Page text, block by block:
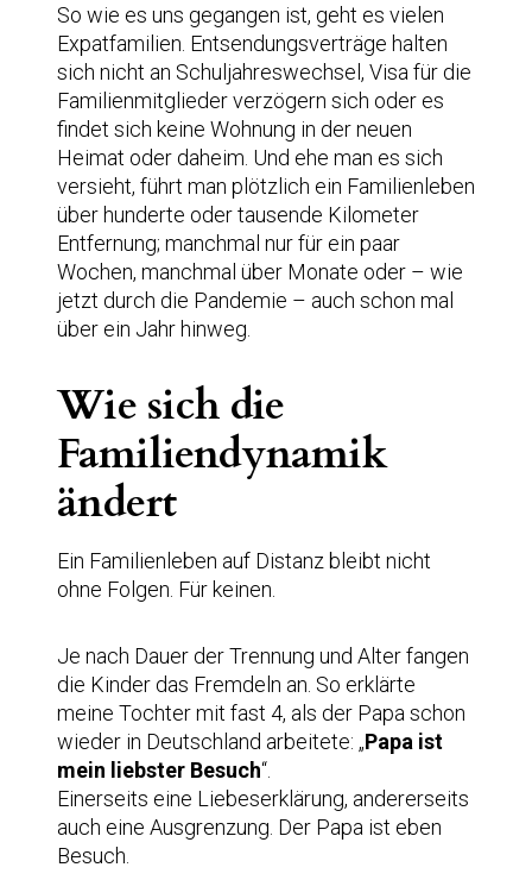
So wie es uns gegangen ist, geht es vielen
Expatfamilien. Entsendungsverträge halten
sich nicht an Schuljahreswechsel, Visa für die
Familienmitglieder verzögern sich oder es
findet sich keine Wohnung in der neuen
Heimat oder daheim. Und ehe man es sich
versieht, führt man plötzlich ein Familienleben
über hunderte oder tausende Kilometer
Entfernung; manchmal nur für ein paar
Wochen, manchmal über Monate oder – wie
jetzt durch die Pandemie – auch schon mal
über ein Jahr hinweg.
Wie sich die
Familiendynamik
ändert
Ein Familienleben auf Distanz bleibt nicht
ohne Folgen. Für keinen.
Je nach Dauer der Trennung und Alter fangen
die Kinder das Fremdeln an. So erklärte
meine Tochter mit fast 4, als der Papa schon
wieder in Deutschland arbeitete: „Papa ist
mein liebster Besuch“.
Einerseits eine Liebeserklärung, andererseits
auch eine Ausgrenzung. Der Papa ist eben
Besuch.